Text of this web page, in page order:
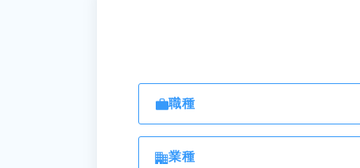
職種
業種